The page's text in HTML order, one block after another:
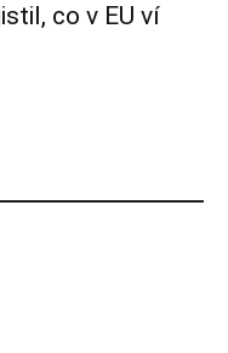
co v EU ví